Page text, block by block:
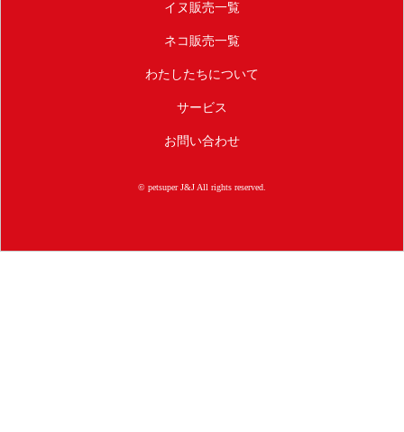
イヌ販売一覧
ネコ販売一覧
わたしたちについて
サービス
お問い合わせ
© petsuper J&J All rights reserved.